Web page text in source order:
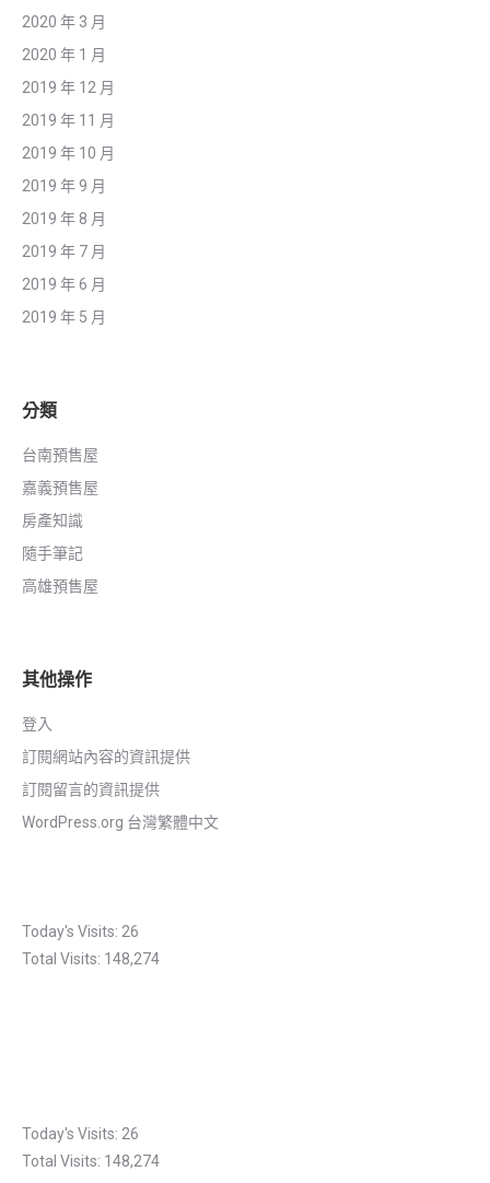
2020 年 3 月
2020 年 1 月
2019 年 12 月
2019 年 11 月
2019 年 10 月
2019 年 9 月
2019 年 8 月
2019 年 7 月
2019 年 6 月
2019 年 5 月
分類
台南預售屋
嘉義預售屋
房產知識
隨手筆記
高雄預售屋
其他操作
登入
訂閱網站內容的資訊提供
訂閱留言的資訊提供
WordPress.org 台灣繁體中文
Today's Visits: 26
Total Visits: 148,274
Today's Visits: 26
Total Visits: 148,274